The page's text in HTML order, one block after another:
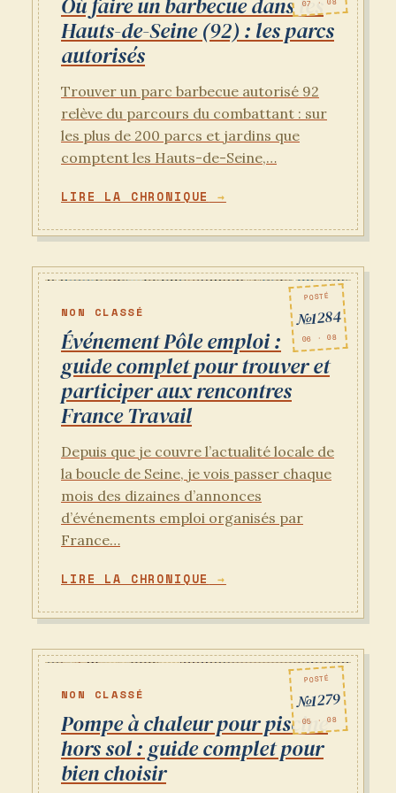
Hauts-de-Seine (92) : les parcs
autorisés
Trouver un parc barbecue autorisé 92
relève du parcours du combattant : sur
les plus de 200 parcs et jardins que
comptent les Hauts-de-Seine,…
LIRE LA CHRONIQUE
POSTÉ
№1284
06 · 08
NON CLASSÉ
Événement Pôle emploi :
guide complet pour trouver et
participer aux rencontres
France Travail
Depuis que je couvre l’actualité locale de
la boucle de Seine, je vois passer chaque
mois des dizaines d’annonces
d’événements emploi organisés par
France…
LIRE LA CHRONIQUE
POSTÉ
№1279
05 · 08
NON CLASSÉ
Pompe à chaleur pour piscine
hors sol : guide complet pour
bien choisir